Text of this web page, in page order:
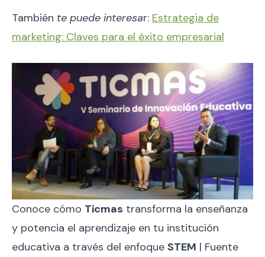
También te puede interesar: Estrategia de
marketing: Claves para el éxito empresarial
Conoce cómo Ticmas transforma la enseñanza
y potencia el aprendizaje en tu institución
educativa a través del enfoque STEM | Fuente